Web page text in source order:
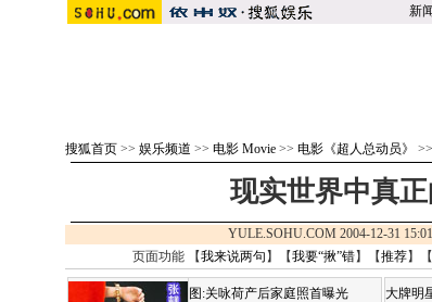
新
搜狐首页 >> 娱乐频道 >> 电影 Movie >> 电影《超人总动员》 >>
现实世界中真
YULE.SOHU.COM 2004-12-31
页面功能 【我来说两句 】【我要“揪”错】【推荐】
图:关咏荷产后家庭照首曝光 大牌明